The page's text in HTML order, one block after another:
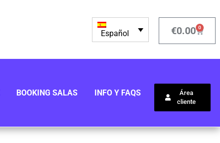
Español €0.00 0
BOOKING SALAS INFO Y FAQS
Área
cliente